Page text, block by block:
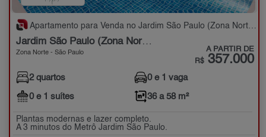
Apartamento para Venda no Jardim São Paulo (Zona Norte) com 2 quartos - 36 a 58 m²
Jardim São Paulo (Zona Norte)
Zona Norte - São Paulo A PARTIR DE
R$ 357.000
2 quartos
0 e 1 suítes
0 e 1 vaga
36 a 58 m²
Plantas modernas e lazer completo.
A 3 minutos do Metrô Jardim São Paulo.